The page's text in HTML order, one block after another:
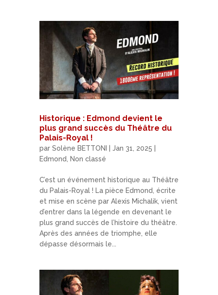
Historique : Edmond devient le
plus grand succès du Théâtre du
Palais-Royal !
par Solène BETTONI Jan 31, 2025
Edmond, Non classé
C’est un événement historique au Théâtre
du Palais-Royal ! La pièce Edmond, écrite
et mise en scène par Alexis Michalik, vient
d’entrer dans la légende en devenant le
plus grand succès de l’histoire du théâtre.
Après des années de triomphe, elle
dépasse désormais le...